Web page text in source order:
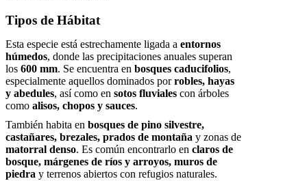
Tipos de Hábitat
Esta especie está estrechamente ligada a entornos
húmedos, donde las precipitaciones anuales superan
los 600 mm. Se encuentra en bosques caducifolios,
especialmente aquellos dominados porrobles, hayas
y abedules, así como en sotos fluviales con árboles
como alisos, chopos y sauces.
También habita en bosques de pino silvestre,
castañares, brezales, prados de montaña y zonas de
matorral denso. Es común encontrarlo en claros de
bosque, márgenes de ríos y arroyos, muros de
piedra y terrenos abiertos con refugios naturales.